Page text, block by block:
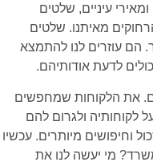
עיניים, שלטים
מאיתנו. שלטים
הם עוזרים לנו להתמצא
לדעת אודותיהם.
את הלקוחות שמחפשים
ולגרום להם
וחיפושים מיותרים. עכשיו
מי יעשה לנו את